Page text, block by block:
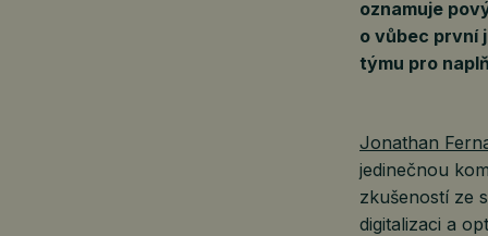
oznamuje
o vůbec první
týmu pro
Jonathan
jedinečnou
zkušeností ze
digitalizaci a